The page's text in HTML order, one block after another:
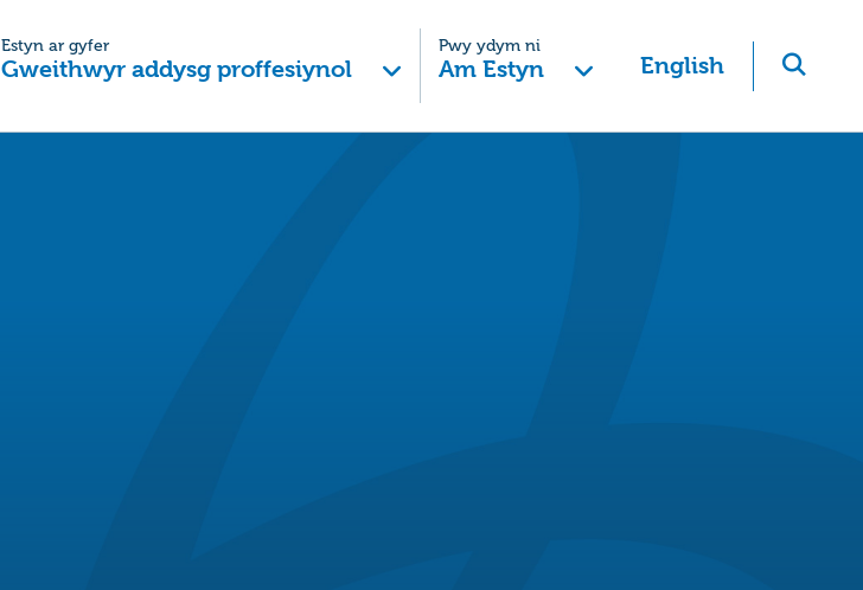
Estyn ar gyfer
Gweithwyr addysg proffesiynol
Pwy ydym ni
Am Estyn English